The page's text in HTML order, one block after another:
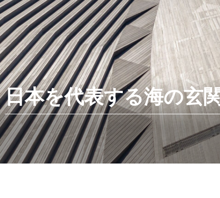
日本を代表する海の玄